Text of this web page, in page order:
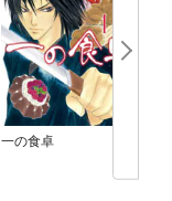
一の食卓